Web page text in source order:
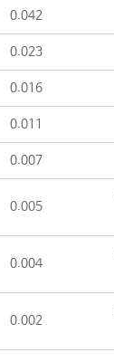
0.042
0.023
0.016
0.011
0.007
0.005
0.004
0.002